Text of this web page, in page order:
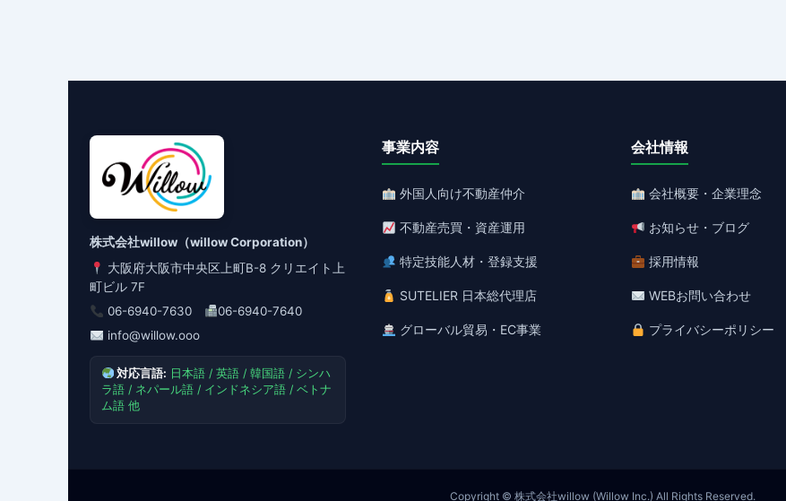
株式会社willow（willow Corporation）
大阪府大阪市中央区上町B-8 クリエイト上
町ビル 7F
06-6940-7630
06-6940-7640
info@willow.ooo
対応言語: 日本語 / 英語 / 韓国語 / シンハ
ラ語 / ネパール語 / インドネシア語 / ベトナ
ム語 他
事業内容
外国人向け不動産仲介
不動産売買・資産運用
特定技能人材・登録支援
SUTELIER 日本総代理店
グローバル貿易・EC事業
会社情報
会社概要・企業理念
お知らせ・ブログ
採用情報
WEBお問い合わせ
プライバシーポリシー
Copyright © 株式会社willow (Willow Inc.) All Rights Reserved.